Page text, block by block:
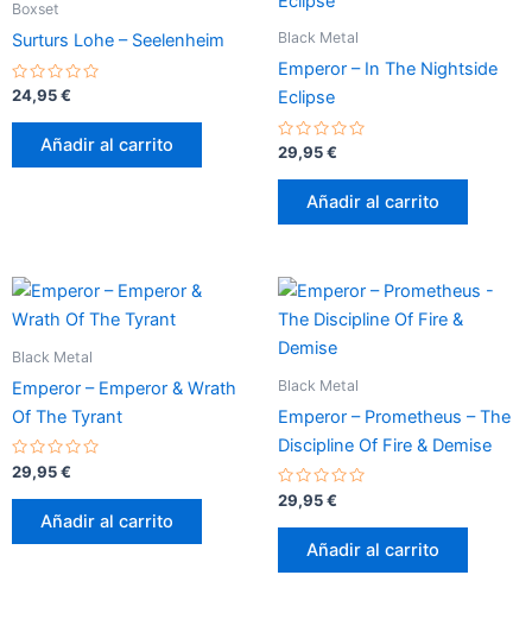
Boxset
Surturs Lohe – Seelenheim
Valorado
con
0
24,95€
Añadir al carrito
Black Metal
Emperor – In The Nightside
Eclipse
Valorado
con
0
29,95€
Añadir al carrito
Black Metal
Emperor – Emperor & Wrath
Of The Tyrant
Valorado
con
0
29,95€
Añadir al carrito
Black Metal
Emperor – Prometheus – The
Discipline Of Fire & Demise
Valorado
con
0
29,95€
Añadir al carrito